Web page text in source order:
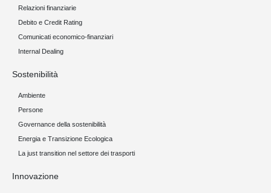
Relazioni finanziarie
Debito e Credit Rating
Comunicati economico-finanziari
Internal Dealing
Sostenibilità
Ambiente
Persone
Governance della sostenibilità
Energia e Transizione Ecologica
La just transition nel settore dei trasporti
Innovazione